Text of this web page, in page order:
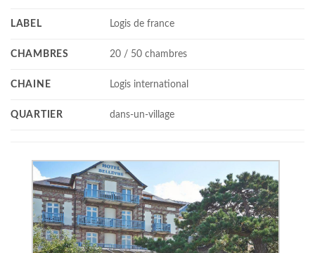
LABEL Logis de france
CHAMBRES 20 / 50 chambres
CHAINE Logis international
QUARTIER dans-un-village